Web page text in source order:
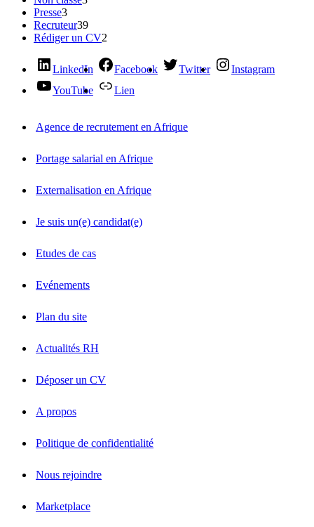
Presse3
Recruteur39
Rédiger un CV2
LinkedIn Facebook Twitter
Instagram
YouTube
Lien
Agence de recrutement en Afrique
Portage salarial en Afrique
Externalisation en Afrique
Je suis un(e) candidat(e)
Etudes de cas
Evénements
Plan du site
Actualités RH
Déposer un CV
A propos
Politique de confidentialité
Nous rejoindre
Marketplace